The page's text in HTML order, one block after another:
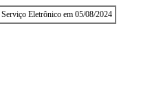
Eletrônico em 05/08/2024